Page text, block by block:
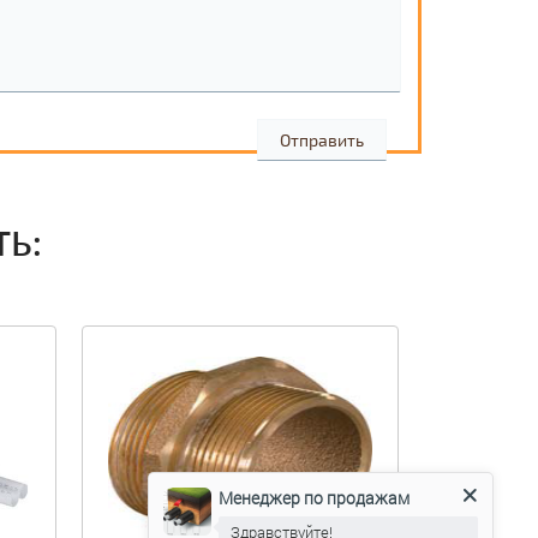
Менеджер по продажам
Здравствуйте!